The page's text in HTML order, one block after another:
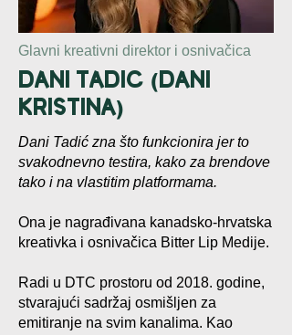
Glavni kreativni direktor i osnivačica
Dani tadic (dani
kristina)
Dani Tadić zna što funkcionira jer to
svakodnevno testira, kako za brendove
tako i na vlastitim platformama.
Ona je nagrađivana kanadsko-hrvatska
kreativka i osnivačica Bitter Lip Medije.
Radi u DTC prostoru od 2018. godine,
stvarajući sadržaj osmišljen za
emitiranje na svim kanalima. Kao